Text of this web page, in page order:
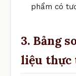
phẩm có
3. Bảng
liệu thực